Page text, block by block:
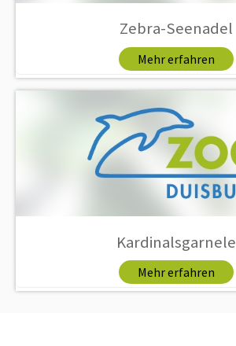
Zebra-Seenadel
Mehr erfahren
Kardinalsgarnele
Mehr erfahren